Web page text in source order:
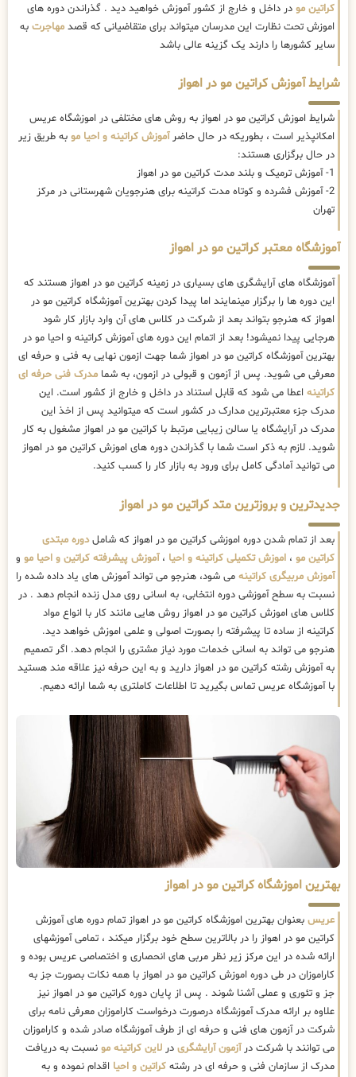
کراتین مو در داخل و خارج از کشور آموزش خواهید دید . گذراندن دوره های
اموزش تحت نظارت این مدرسان میتواند برای متقاضیانی که قصد مهاجرت به
سایر کشورها را دارند یک گزینه عالی باشد
شرایط آموزش کراتین مو در اهواز
شرایط اموزش کراتین مو در اهواز به روش های مختلفی در اموزشگاه عریس
امکانپذیر است ، بطوریکه در حال حاضرآموزش کراتینه و احیا مو به طریق زیر
در حال برگزاری هستند:
1- آموزش ترمیک و بلند مدت کراتین مو در اهواز
2- آموزش فشرده و کوتاه مدت کراتینه برای هنرجویان شهرستانی در مرکز
تهران
آموزشگاه معتبر کراتین مو در اهواز
آموزشگاه های آرایشگری های بسیاری در زمینه کراتین مو در اهواز هستند که
این دوره ها را برگزار مینمایند اما پیدا کردن بهترین آموزشگاه کراتین مو در
اهواز که هنرجو بتواند بعد از شرکت در کلاس های آن وارد بازار کار شود
هرجایی پیدا نمیشود! بعد از اتمام این دوره های آموزش کراتینه و احیا مو در
بهترین آموزشگاه کراتین مو در اهواز شما جهت ازمون نهایی به فنی و حرفه ای
معرفی می شوید. پس از آزمون و قبولی در ازمون، به شما مدرک فنی حرفه ای
کراتینه اعطا می شود که قابل استناد در داخل و خارج از کشور است. این
مدرک جزء معتبرترین مدارک در کشور است که میتوانید پس از اخذ این
مدرک در آرایشگاه یا سالن زیبایی مرتبط با کراتین مو در اهواز مشغول به کار
شوید. لازم به ذکر است شما با گذراندن دوره های اموزش کراتین مو در اهواز
می توانید آمادگی کامل برای ورود به بازار کار را کسب کنید.
جدیدترین و بروزترین متد کراتین مو در اهواز
بعد از تمام شدن دوره اموزشی کراتین مو در اهواز که شاملدوره مبتدی
کراتین مو ، اموزش تکمیلی کراتینه و احیا ،آموزش پیشرفته کراتین و احیا مو و
آموزش مربیگری کراتینه می شود، هنرجو می تواند آموزش های یاد داده شده را
نسبت به سطح آموزشی دوره انتخابی، به اسانی روی مدل زنده انجام دهد . در
کلاس های اموزش کراتین مو در اهواز روش هایی مانند کار با انواع مواد
کراتینه از ساده تا پیشرفته را بصورت اصولی و علمی اموزش خواهد دید.
هنرجو می تواند به اسانی خدمات مورد نیاز مشتری را انجام دهد. اگر تصمیم
به آموزش رشته کراتین مو در اهواز دارید و به این حرفه نیز علاقه مند هستید
با آموزشگاه عریس تماس بگیرید تا اطلاعات کاملتری به شما ارائه دهیم.
بهترین اموزشگاه کراتین مو در اهواز
عریس بعنوان بهترین اموزشگاه کراتین مو در اهواز تمام دوره های آموزش
کراتین مو در اهواز را در بالاترین سطح خود برگزار میکند ، تمامی آموزشهای
ارائه شده در این مرکز زیر نظر مربی های انحصاری و اختصاصی عریس بوده و
کاراموزان در طی دوره اموزش کراتین مو در اهواز با همه نکات بصورت جز به
جز و تئوری و عملی آشنا شوند . پس از پایان دوره کراتین مو در اهواز نیز
علاوه بر ارائه مدرک آموزشگاه درصورت درخواست کاراموزان معرفی نامه برای
شرکت در آزمون های فنی و حرفه ای از طرف آموزشگاه صادر شده و کاراموزان
می توانند با شرکت درآزمون آرایشگری در لاین کراتینه مو نسبت به دریافت
مدرک از سازمان فنی و حرفه ای در رشته کراتین و احیا اقدام نموده و به